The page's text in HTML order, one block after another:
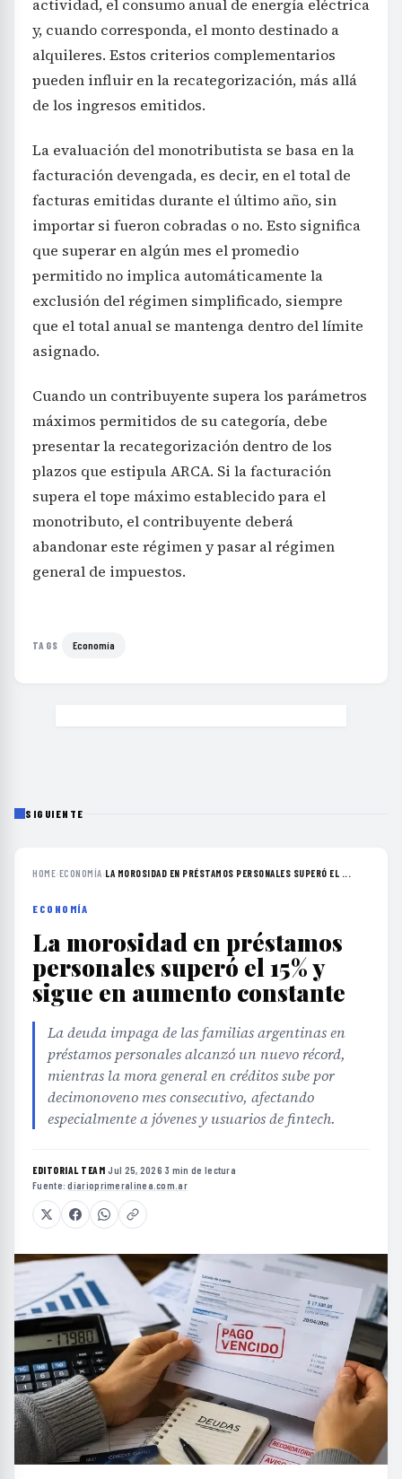
actividad, el consumo anual de energía eléctrica
y, cuando corresponda, el monto destinado a
alquileres. Estos criterios complementarios
pueden influir en la recategorización, más allá
de los ingresos emitidos.
La evaluación del monotributista se basa en la
facturación devengada, es decir, en el total de
facturas emitidas durante el último año, sin
importar si fueron cobradas o no. Esto significa
que superar en algún mes el promedio
permitido no implica automáticamente la
exclusión del régimen simplificado, siempre
que el total anual se mantenga dentro del límite
asignado.
Cuando un contribuyente supera los parámetros
máximos permitidos de su categoría, debe
presentar la recategorización dentro de los
plazos que estipula ARCA. Si la facturación
supera el tope máximo establecido para el
monotributo, el contribuyente deberá
abandonar este régimen y pasar al régimen
general de impuestos.
TAGS Economía
SIGUIENTE
HOME›ECONOMÍA›LA MOROSIDAD EN PRÉSTAMOS PERSONALES SUPERÓ EL ...
ECONOMÍA
La morosidad en préstamos
personales superó el 15% y
sigue en aumento constante
La deuda impaga de las familias argentinas en
préstamos personales alcanzó un nuevo récord,
mientras la mora general en créditos sube por
decimonoveno mes consecutivo, afectando
especialmente a jóvenes y usuarios de fintech.
EDITORIAL TEAM·Jul 25, 2026·3 min de lectura·
Fuente:diarioprimeralinea.com.ar